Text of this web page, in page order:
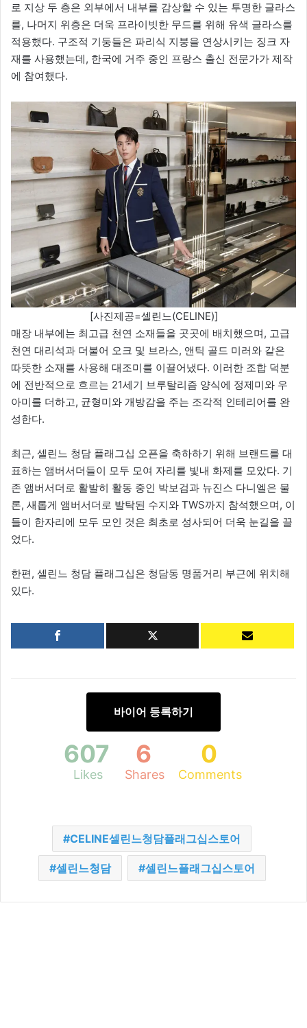
로 지상 두 층은 외부에서 내부를 감상할 수 있는 투명한 글라스
를, 나머지 위층은 더욱 프라이빗한 무드를 위해 유색 글라스를
적용했다. 구조적 기둥들은 파리식 지붕을 연상시키는 징크 자
재를 사용했는데, 한국에 거주 중인 프랑스 출신 전문가가 제작
에 참여했다.
[사진제공=셀린느(CELINE)]
매장 내부에는 최고급 천연 소재들을 곳곳에 배치했으며, 고급
천연 대리석과 더불어 오크 및 브라스, 앤틱 골드 미러와 같은
따뜻한 소재를 사용해 대조미를 이끌어냈다. 이러한 조합 덕분
에 전반적으로 흐르는 21세기 브루탈리즘 양식에 정제미와 우
아미를 더하고, 균형미와 개방감을 주는 조각적 인테리어를 완
성한다.
최근, 셀린느 청담 플래그십 오픈을 축하하기 위해 브랜드를 대
표하는 앰버서더들이 모두 모여 자리를 빛내 화제를 모았다. 기
존 앰버서더로 활발히 활동 중인 박보검과 뉴진스 다니엘은 물
론, 새롭게 앰버서더로 발탁된 수지와 TWS까지 참석했으며, 이
들이 한자리에 모두 모인 것은 최초로 성사되어 더욱 눈길을 끌
었다.
한편, 셀린느 청담 플래그십은 청담동 명품거리 부근에 위치해
있다.
바이어 등록하기
607
Likes
6
Shares
0
Comments
CELINE셀린느청담플래그십스토어
셀린느청담 셀린느플래그십스토어